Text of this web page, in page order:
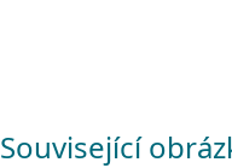
Související